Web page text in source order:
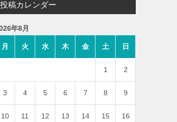
投稿カレンダー
年8月
月 火 水 木 金 土 日
1 2
3 4 5 6 7 8 9
10 11 12 13 14 15 16